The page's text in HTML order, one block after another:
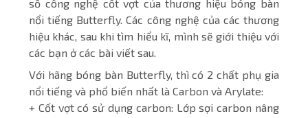
số công nghệ cốt vợt của thương hiệu bóng bàn
nổi tiếng Butterfly. Các công nghệ của các thương
hiệu khác, sau khi tìm hiểu kĩ, mình sẽ giới thiệu với
các bạn ở các bài viết sau.
Với hãng bóng bàn Butterfly, thì có 2 chất phụ gia
nổi tiếng và phổ biến nhất là Carbon và Arylate:
+ Cốt vợt có sử dụng carbon: Lớp sợi carbon nâng